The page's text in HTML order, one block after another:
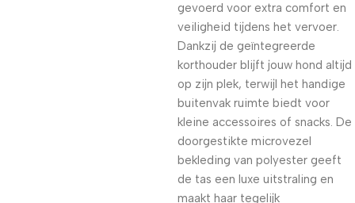
gevoerd voor extra comfort en
veiligheid tijdens het vervoer.
Dankzij de geïntegreerde
korthouder blijft jouw hond altijd
op zijn plek, terwijl het handige
buitenvak ruimte biedt voor
kleine accessoires of snacks. De
doorgestikte microvezel
bekleding van polyester geeft
de tas een luxe uitstraling en
maakt haar tegelijk